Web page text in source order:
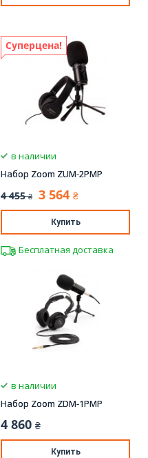
Суперцена!
в наличии
Набор Zoom ZUM-2PMP
4 455 ₴ 3 564 ₴
Купить
Бесплатная доставка
в наличии
Набор Zoom ZDM-1PMP
4 860 ₴
Купить